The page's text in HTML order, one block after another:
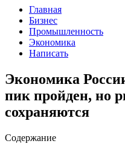
Главная
Бизнес
Промышленность
Экономика
Написать
Экономика
пик пройден, но
сохраняются
Содержание